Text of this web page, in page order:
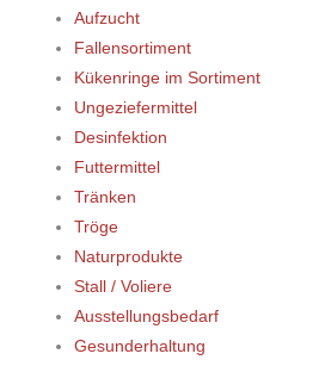
Aufzucht
Fallensortiment
Kükenringe im Sortiment
Ungeziefermittel
Desinfektion
Futtermittel
Tränken
Tröge
Naturprodukte
Stall / Voliere
Ausstellungsbedarf
Gesunderhaltung